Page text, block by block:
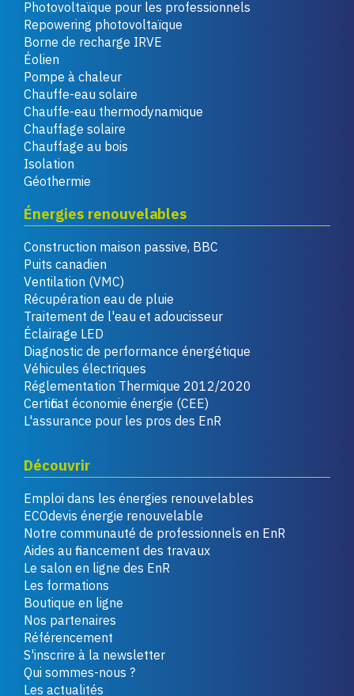
Photovoltaïque pour les professionnels
Repowering photovoltaïque
Borne de recharge IRVE
Éolien
Pompe à chaleur
Chauffe-eau solaire
Chauffe-eau thermodynamique
Chauffage solaire
Chauffage au bois
Isolation
Géothermie
Énergies renouvelables
Construction maison passive, BBC
Puits canadien
Ventilation (VMC)
Récupération eau de pluie
Traitement de l'eau et adoucisseur
Éclairage LED
Diagnostic de performance énergétique
Véhicules électriques
Réglementation Thermique 2012/2020
Certificat économie énergie (CEE)
L'assurance pour les pros des EnR
Découvrir
Emploi dans les énergies renouvelables
ECOdevis énergie renouvelable
Notre communauté de professionnels en EnR
Aides au financement des travaux
Le salon en ligne des EnR
Les formations
Boutique en ligne
Nos partenaires
Référencement
S'inscrire à la newsletter
Qui sommes-nous ?
Les actualités